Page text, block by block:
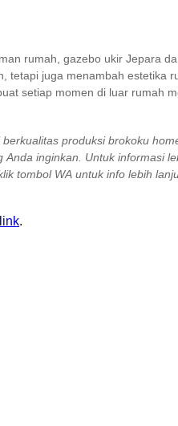
rumah, gazebo ukir Jepara
juga menambah
setiap momen di luar rumah
produksi brokoku
inginkan. Untuk informasi
tombol WA untuk info lebih
.